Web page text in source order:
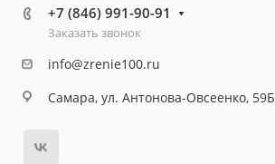
+7 (846) 991-90-91
Заказать звонок
info@zrenie100.ru
Самара, ул. Антонова-Овсеенко, 59Б